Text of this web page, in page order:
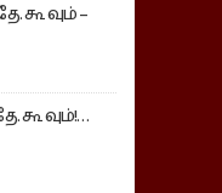
கூ வும் –
கூ வும்!…